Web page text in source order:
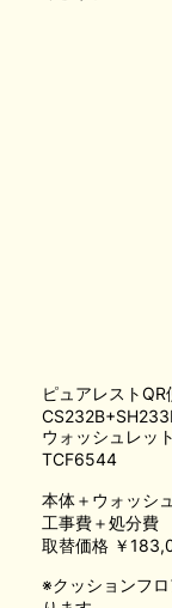
※クッションフ
ピュアレストQR
ウォッシュレッ
TCF6544
本体＋ウォッシ
工事費＋処分費
取替価格 ￥